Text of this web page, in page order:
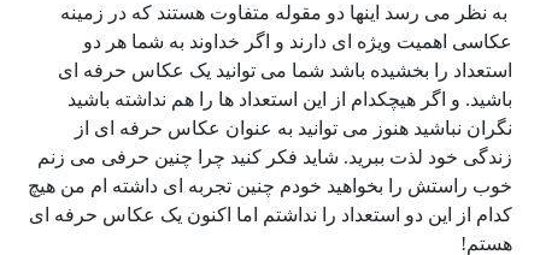
به نظر می رسد اینها دو مقوله متفاوت هستند که در زمینه
عکاسی اهمیت ویژه ای دارند و اگر خداوند به شما هر دو
استعداد را بخشیده باشد شما می توانید یک عکاس حرفه ای
باشید. و اگر هیچکدام از این استعداد ها را هم نداشته باشید
نگران نباشید هنوز می توانید به عنوان عکاس حرفه ای از
زندگی خود لذت ببرید. شاید فکر کنید چرا چنین حرفی می زنم
خوب راستش را بخواهید خودم چنین تجربه ای داشته ام من هیچ
کدام از این دو استعداد را نداشتم اما اکنون یک عکاس حرفه ای
هستم!